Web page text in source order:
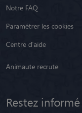
Notre FAQ
Paramétrer les cookies
Centre d'aide
Animaute recrute
Restez